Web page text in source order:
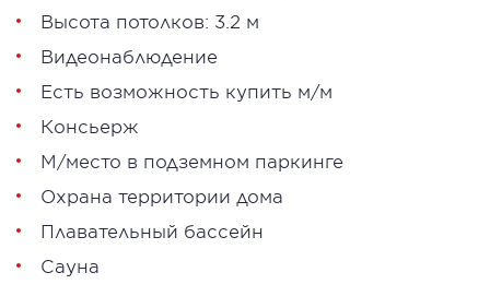
Высота потолков: 3.2 м
Видеонаблюдение
Есть возможность купить м/м
Консьерж
М/место в подземном паркинге
Охрана территории дома
Плавательный бассейн
Сауна